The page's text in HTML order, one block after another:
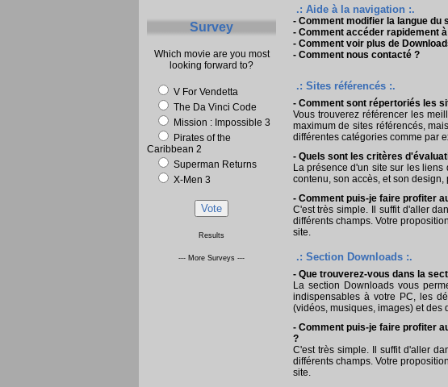
Survey
Which movie are you most
looking forward to?
V For Vendetta
The Da Vinci Code
Mission : Impossible 3
Pirates of the
Caribbean 2
Superman Returns
X-Men 3
Results
--- More Surveys ---
.: Aide à la navigation :.
- Comment modifier la langue du
- Comment accéder rapidement
- Comment voir plus de
- Comment nous contacté ?
.: Sites référencés :.
- Comment sont répertoriés les
Vous trouverez référencer les
maximum de sites référencés,
différentes catégories comme par
- Quels sont les critères
La présence d'un site sur les
contenu, son accès, et son
- Comment puis-je faire profiter
C'est très simple. Il suffit d'aller
différents champs. Votre
site.
.: Section Downloads :.
- Que trouverez-vous dans la
La section Downloads vous
indispensables à votre PC, les
(vidéos, musiques, images) et des
- Comment puis-je faire profiter
?
C'est très simple. Il suffit d'aller
différents champs. Votre
site.